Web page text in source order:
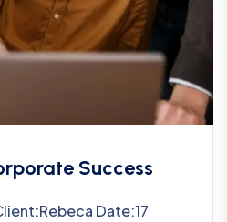
Success
Date:17